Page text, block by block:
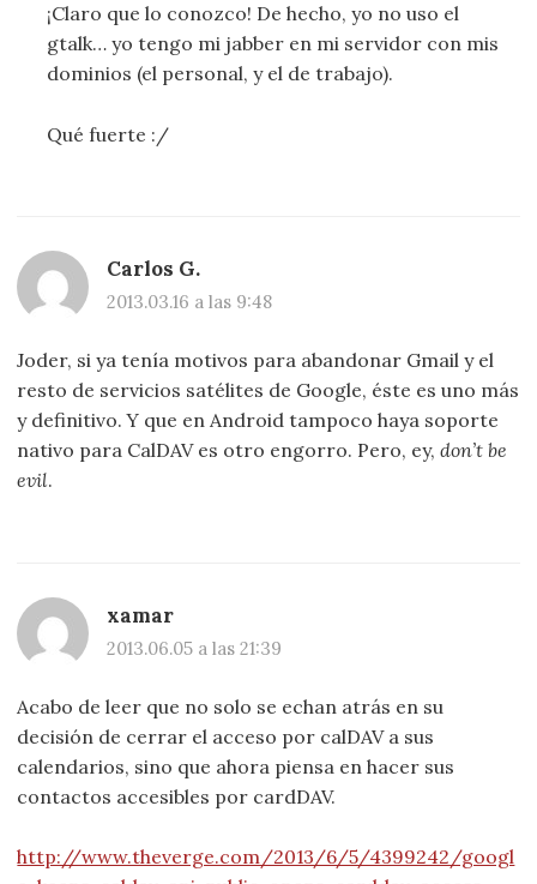
¡Claro que lo conozco! De hecho, yo no uso el
gtalk… yo tengo mi jabber en mi servidor con mis
dominios (el personal, y el de trabajo).
Qué fuerte :/
Carlos G.
2013.03.16 a las 9:48
Joder, si ya tenía motivos para abandonar Gmail y el
resto de servicios satélites de Google, éste es uno más
y definitivo. Y que en Android tampoco haya soporte
nativo para CalDAV es otro engorro. Pero, ey,don’t be
evil.
xamar
2013.06.05 a las 21:39
Acabo de leer que no solo se echan atrás en su
decisión de cerrar el acceso por calDAV a sus
calendarios, sino que ahora piensa en hacer sus
contactos accesibles por cardDAV.
http://www.theverge.com/2013/6/5/4399242/googl